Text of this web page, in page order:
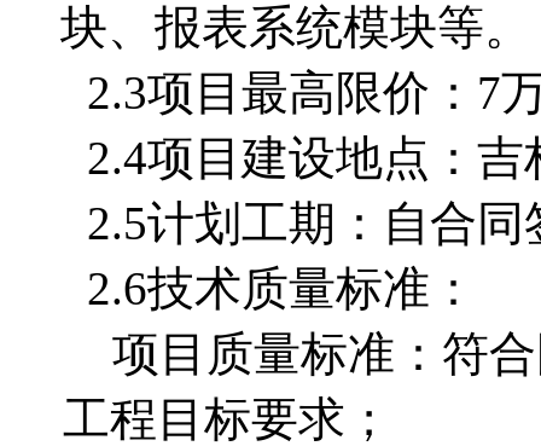
块、报表系统模块等。
2.3项目最高限价：7
2.4项目建设地点：
2.5计划工期：自合
2.6技术质量标准：
项目质量标准：符
工程目标要求；